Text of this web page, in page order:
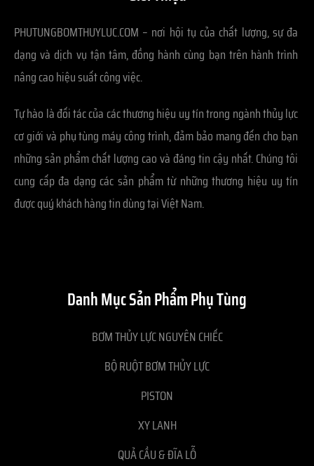
PHUTUNGBOMTHUYLUC.COM – nơi hội tụ của chất lượng, sự đa
dạng và dịch vụ tận tâm, đồng hành cùng bạn trên hành trình
nâng cao hiệu suất công việc.
Tự hào là đối tác của các thương hiệu uy tín trong ngành thủy lực
cơ giới và phụ tùng máy công trình, đảm bảo mang đến cho bạn
những sản phẩm chất lượng cao và đáng tin cậy nhất. Chúng tôi
cung cấp đa dạng các sản phẩm từ những thương hiệu uy tín
được quý khách hàng tin dùng tại Việt Nam.
Danh Mục Sản Phẩm Phụ Tùng
BƠM THỦY LỰC NGUYÊN CHIẾC
BỘ RUỘT BƠM THỦY LỰC
PISTON
XY LANH
QUẢ CẦU & ĐĨA LỖ